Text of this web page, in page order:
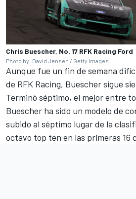
Chris Buescher, No. 17 RFK Racing Ford
Photo by: David Jensen / Getty Images
Aunque fue un fin de semana
de RFK Racing, Buescher sigue
Terminó séptimo, el mejor entre
Buescher ha sido un modelo de
subido al séptimo lugar de la
octavo top ten en las primeras 16